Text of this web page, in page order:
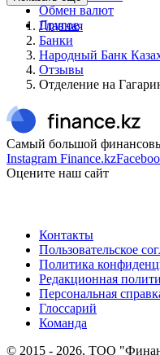
Обмен валют
Другое
Главная
Банки
Народный Банк
Отзывы
Отделение на
Самый большой
Instagram Finance.kz
Оцените наш сайт
Контакты
Пользовательское
Политика
Редакционная
Персональная
Глоссарий
Команда
© 2015 - 2026, ТОО